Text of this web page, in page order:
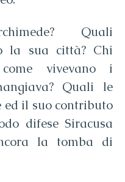
Quali
la sua città? Chi
vivevano i
Quali le
il suo contributo
difese Siracusa
la tomba di